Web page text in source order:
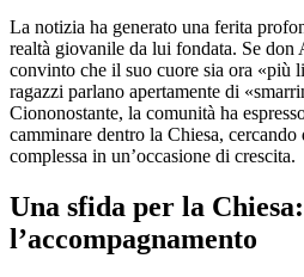
La notizia ha generato una ferita
realtà giovanile da lui fondata. Se don
convinto che il suo cuore sia ora «più
ragazzi parlano apertamente di
Ciononostante, la comunità ha
camminare dentro la Chiesa, cercando
complessa in un’occasione di crescita.
Una sfida per la Chiesa:
l’accompagnamento